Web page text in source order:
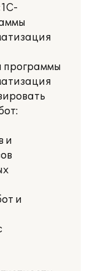
программы
и
и